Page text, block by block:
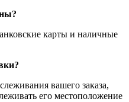
карты и наличные
вашего заказа,
его местоположение